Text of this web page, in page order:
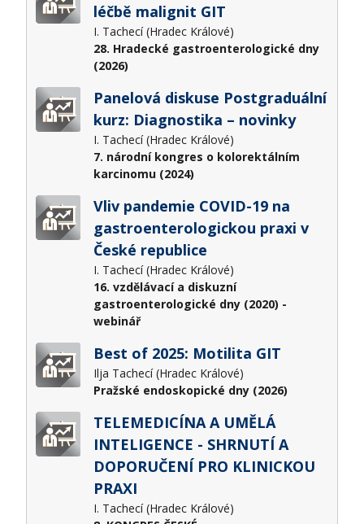
léčbě malignit GIT
I. Tachecí (Hradec Králové)
28. Hradecké gastroenterologické dny
(2026)
Panelová diskuse Postgraduální
kurz: Diagnostika – novinky
I. Tachecí (Hradec Králové)
7. národní kongres o kolorektálním
karcinomu (2024)
Vliv pandemie COVID-19 na
gastroenterologickou praxi v
České republice
I. Tachecí (Hradec Králové)
16. vzdělávací a diskuzní
gastroenterologické dny (2020) -
webinář
Best of 2025: Motilita GIT
Ilja Tachecí (Hradec Králové)
Pražské endoskopické dny (2026)
TELEMEDICÍNA A UMĚLÁ
INTELIGENCE - SHRNUTÍ A
DOPORUČENÍ PRO KLINICKOU
PRAXI
I. Tachecí (Hradec Králové)